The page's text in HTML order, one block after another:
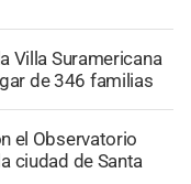
Villa Suramericana
de 346 familias
el Observatorio
ciudad de Santa